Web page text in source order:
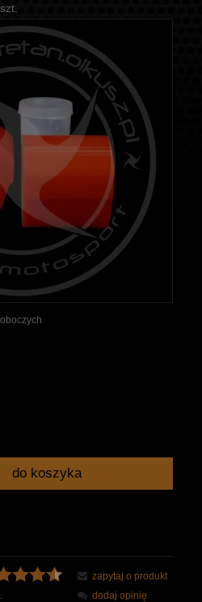
do koszyka
zapytaj o produkt
dodaj opinię